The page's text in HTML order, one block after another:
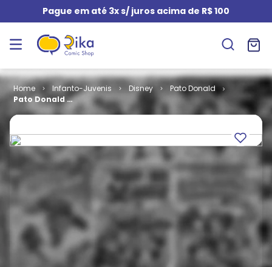
Pague em até 3x s/ juros acima de R$ 100
Infanto-Juvenis Disney
Pato Donald
Pato Donald #
1450